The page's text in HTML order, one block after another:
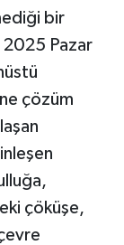
bir
Pazar
çözüm
çöküşe,